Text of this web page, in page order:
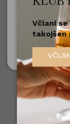
Včlani
takojšen